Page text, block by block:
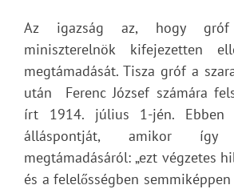
Az igazság az, hogy gróf
miniszterelnök kifejezetten
megtámadását. Tisza gróf a
után Ferenc József számára
írt 1914. július 1-jén. Ebben
álláspontját, amikor
megtámadásáról: „ezt végzetes
és a felelősségben semmiképpen